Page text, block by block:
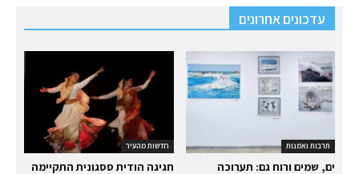
עדכונים אחרונים
חדשות מהעיר
חגיגה הודית ססגונית התקיימה
תרבות ואמנות
ים, שמים ורוח גם: תערוכה